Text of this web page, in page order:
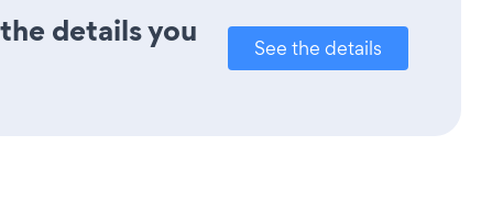
details you
See the details